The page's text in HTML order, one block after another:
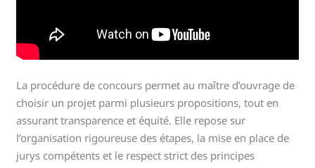
La procédure de concours permet au maître d’ouvrage de
choisir un projet parmi plusieurs propositions, tout en
assurant transparence et équité. Elle repose sur
l’organisation rigoureuse des étapes, la mise en place de
jurys compétents et le respect strict des principes